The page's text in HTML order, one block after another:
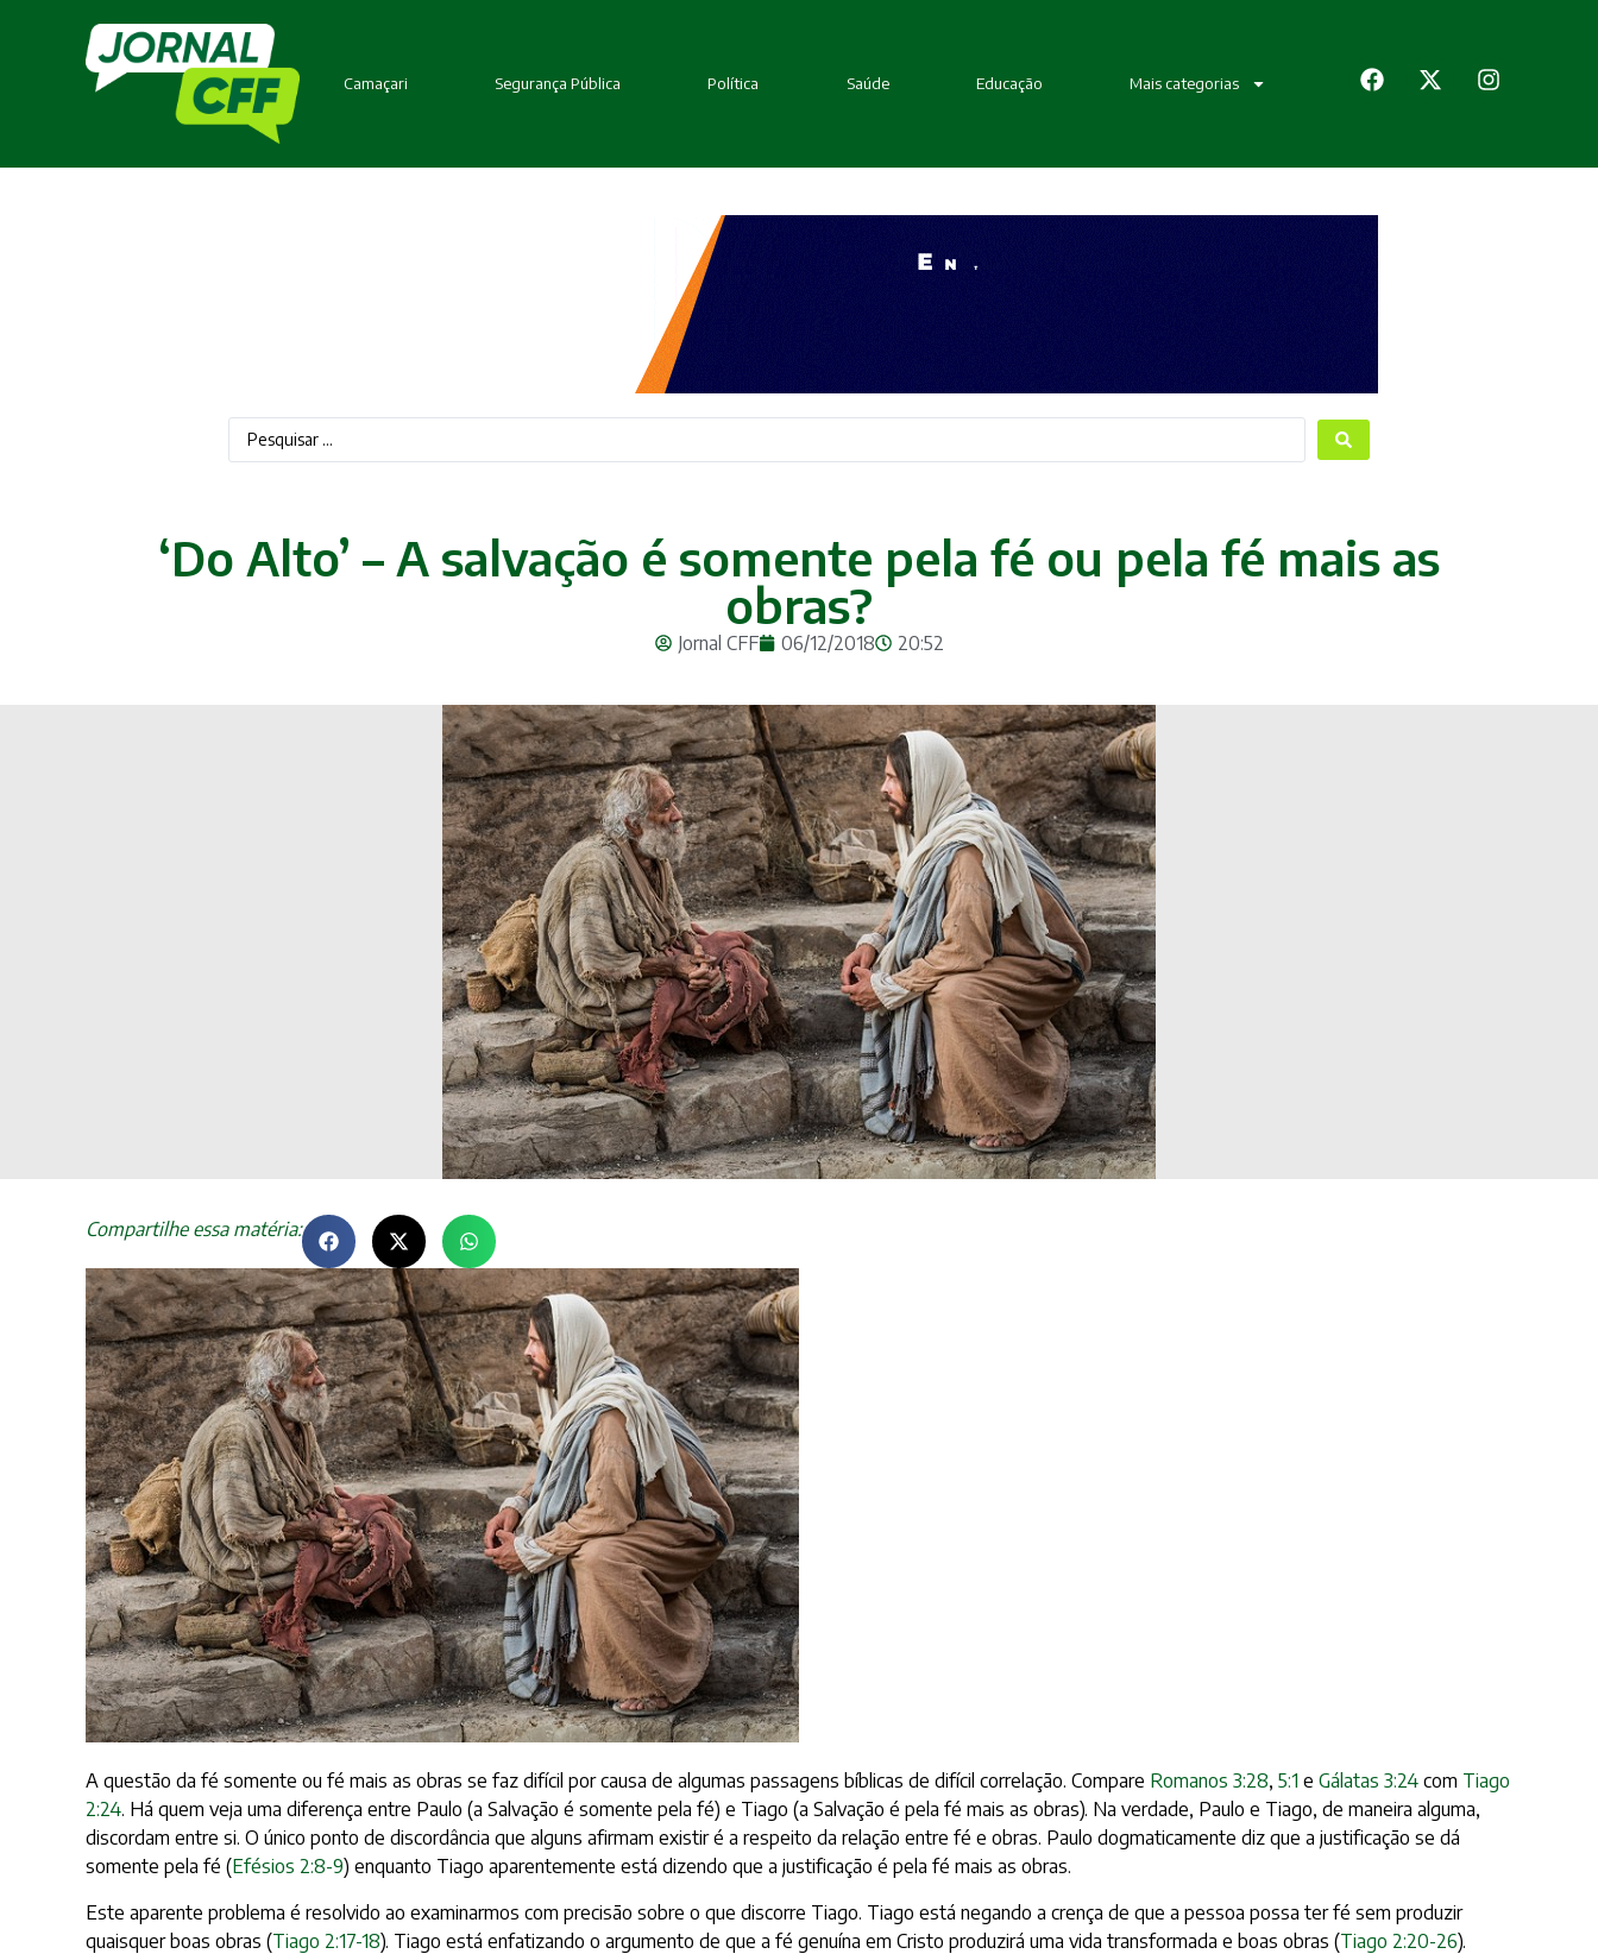
Camaçari Segurança Pública Política Saúde Educação Mais categorias
‘Do Alto’ – A salvação é somente pela fé ou pela fé mais as
obras?
Jornal CFF 06/12/2018 20:52
Compartilhe essa matéria:
A questão da fé somente ou fé mais as obras se faz difícil por causa de algumas passagens bíblicas de difícil correlação. Compare Romanos 3:28, 5:1 e Gálatas 3:24 com Tiago
2:24. Há quem veja uma diferença entre Paulo (a Salvação é somente pela fé) e Tiago (a Salvação é pela fé mais as obras). Na verdade, Paulo e Tiago, de maneira alguma,
discordam entre si. O único ponto de discordância que alguns afirmam existir é a respeito da relação entre fé e obras. Paulo dogmaticamente diz que a justificação se dá
somente pela fé (Efésios 2:8-9) enquanto Tiago aparentemente está dizendo que a justificação é pela fé mais as obras.
Este aparente problema é resolvido ao examinarmos com precisão sobre o que discorre Tiago. Tiago está negando a crença de que a pessoa possa ter fé sem produzir
quaisquer boas obras (Tiago 2:17-18). Tiago está enfatizando o argumento de que a fé genuína em Cristo produzirá uma vida transformada e boas obras (Tiago 2:20-26).